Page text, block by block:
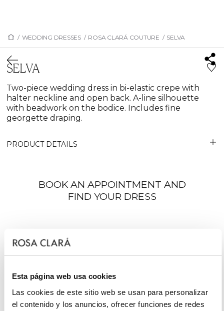
Esta página web usa cookies
Las cookies de este sitio web se usan para personalizar
el contenido y los anuncios, ofrecer funciones de redes
/ WEDDING DRESSES / ROSA CLARÁ COUTURE / SELVA
SELVA
Two-piece wedding dress in bi-elastic crepe with
halter neckline and open back. A-line silhouette
with beadwork on the bodice. Includes fine
georgette draping.
PRODUCT DETAILS
BOOK AN APPOINTMENT AND
FIND YOUR DRESS